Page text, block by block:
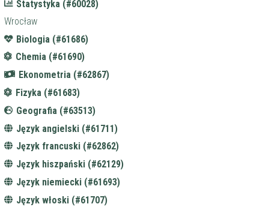
Statystyka (#60028)
Wrocław
Biologia (#61686)
Chemia (#61690)
Ekonometria (#62867)
Fizyka (#61683)
Geografia (#63513)
Język angielski (#61711)
Język francuski (#62862)
Język hiszpański (#62129)
Język niemiecki (#61693)
Język włoski (#61707)